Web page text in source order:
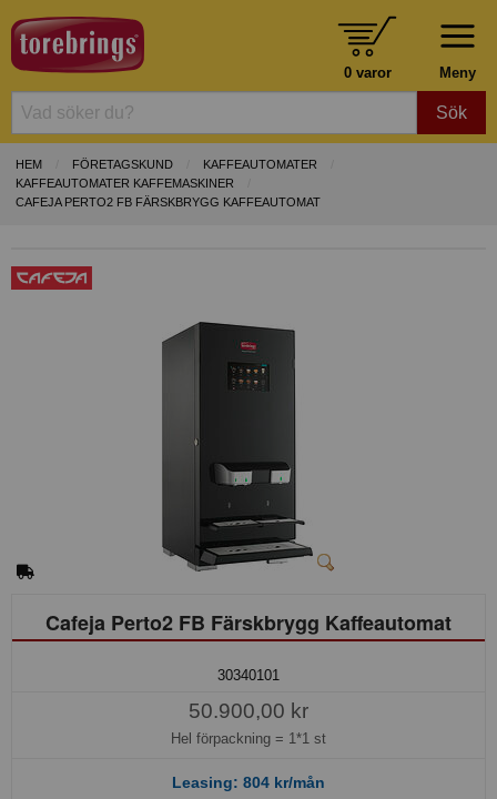
Meny
0 varor
Sök
HEM FÖRETAGSKUND
KAFFEAUTOMATER
KAFFEAUTOMATER KAFFEMASKINER
CAFEJA PERTO2 FB FÄRSKBRYGG KAFFEAUTOMAT
Cafeja Perto2 FB Färskbrygg Kaffeautomat
30340101
50.900,00 kr
Hel förpackning = 1*1 st
Leasing: 804 kr/mån